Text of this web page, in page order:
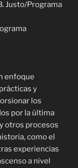
Justo/Programa
enfoque
y
los
por la última
otros procesos
como el
experiencias
a nivel